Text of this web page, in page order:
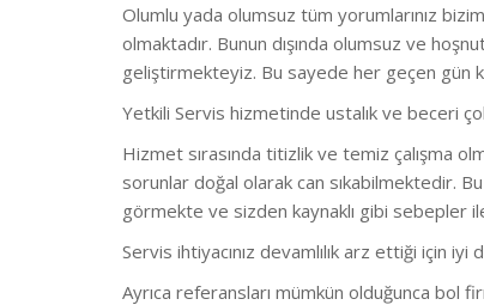
Olumlu yada olumsuz tüm yorumlarınız
olmaktadır. Bunun dışında olumsuz ve
geliştirmekteyiz. Bu sayede her geçen gün
Yetkili Servis hizmetinde ustalık ve beceri
Hizmet sırasında titizlik ve temiz çalışma
sorunlar doğal olarak can sıkabilmektedir.
görmekte ve sizden kaynaklı gibi sebepler
Servis ihtiyacınız devamlılık arz ettiği için
Ayrıca referansları mümkün olduğunca bol